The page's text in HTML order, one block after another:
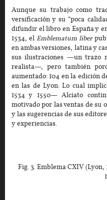
Aunque su trabajo como
versificación y su “poca
difundir el libro en España y
1534, el Emblematum liber
en ambas versiones, latina y
sus ilustraciones —un trazo
realista—, pero también
aumentado: 104 en la edición
en las de Lyon. Lo cual
1534 y 1550— Alciato
motivado por las ventas de su
y las sugerencias de sus
y experiencias.
Fig. 3. Emblema CXIV